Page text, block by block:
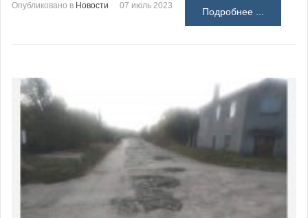
Опубликовано в Новости 07 июль 2023
Подробнее ...